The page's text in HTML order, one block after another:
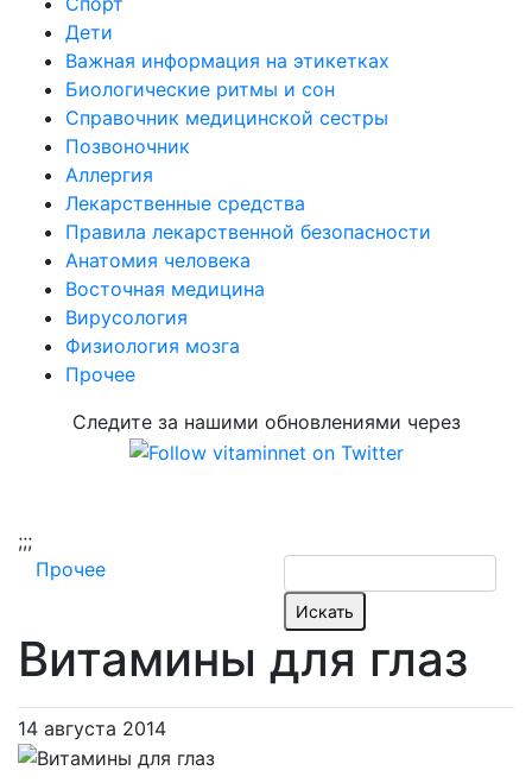
Дети
Важная информация на этикетках
Биологические ритмы и сон
Справочник медицинской сестры
Позвоночник
Аллергия
Лекарственные средства
Правила лекарственной безопасности
Aнатомия человека
Восточная медицина
Вирусология
Физиология мозга
Прочее
Следите за нашими обновлениями через
;;;
Прочее
Витамины для глаз
14 августа 2014